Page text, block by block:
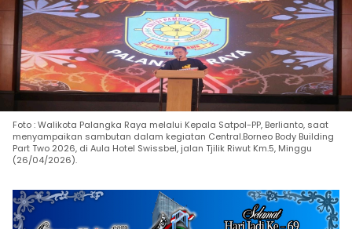
Foto : Walikota Palangka Raya melalui Kepala Satpol-PP, Berlianto, saat
menyampaikan sambutan dalam kegiatan Central.Borneo Body Building
Part Two 2026, di Aula Hotel Swissbel, jalan Tjilik Riwut Km.5, Minggu
(26/04/2026).